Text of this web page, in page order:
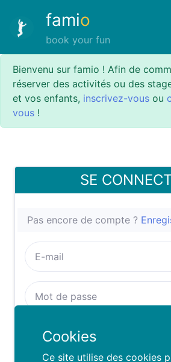
famio
book your fun
Cookies
Ce site utilise des cookies
Bienvenu sur famio ! Afin de
réserver des activités ou des
et vos enfants, inscrivez-vous ou
vous !
SE
Pas encore de compte ?
Se rappeller de moi :
SE CONNECTER